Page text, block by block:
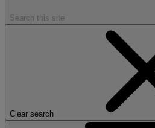
Search this site
Clear search